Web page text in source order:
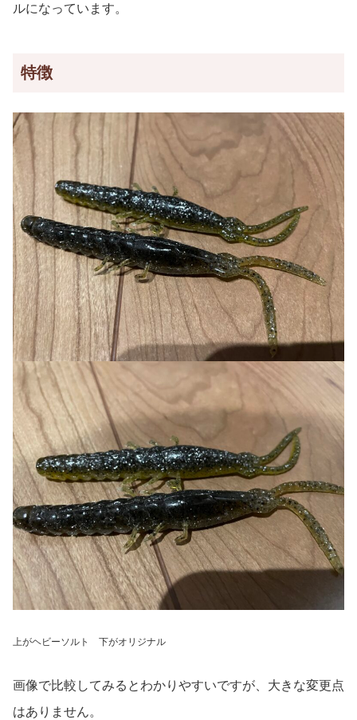
ルになっています。
特徴
上がヘビーソルト 下がオリジナル
画像で比較してみるとわかりやすいですが、大きな変更点
はありません。